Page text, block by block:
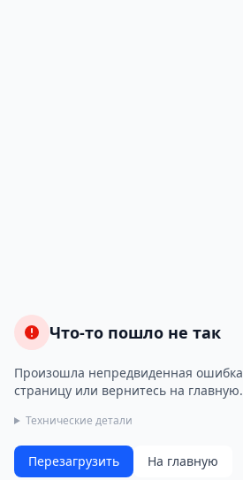
Что-то пошло не так
Произошла непредвиденная
страницу или вернитесь на главную.
Технические детали
Перезагрузить На главную